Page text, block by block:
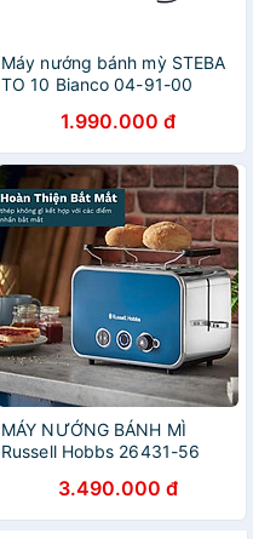
Máy nướng bánh mỳ STEBA
TO 10 Bianco 04-91-00
1.990.000 đ
MÁY NƯỚNG BÁNH MÌ
Russell Hobbs 26431-56
3.490.000 đ